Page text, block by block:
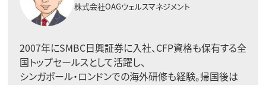
株式会社OAGウェルスマネジメント
2007年にSMBC日興証券に入社、CFP資格も保有する全
国トップセールスとして活躍し、
シンガポール・ロンドンでの海外研修も経験。帰国後は